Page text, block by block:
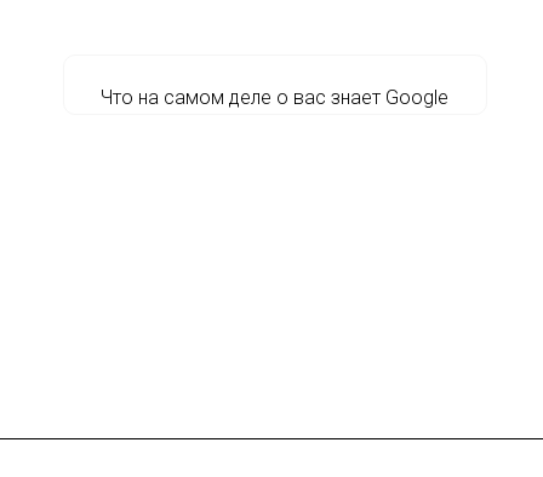
Что на самом деле о вас знает Google